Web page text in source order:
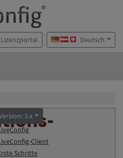
Lizenzportal Deutsch
3.x
Client
Schritte